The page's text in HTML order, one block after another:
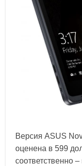
Версия ASUS
оценена в 599
соответственно